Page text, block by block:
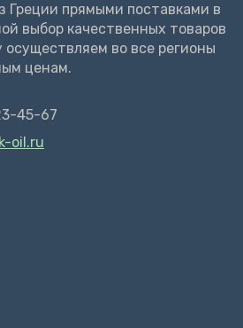
Греции прямыми поставками в
выбор качественных товаров
осуществляем во все регионы
ценам.
45-67
oil.ru